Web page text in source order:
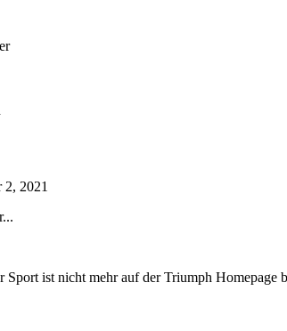
2, 2021
Sport ist nicht mehr auf der Triumph Homepage